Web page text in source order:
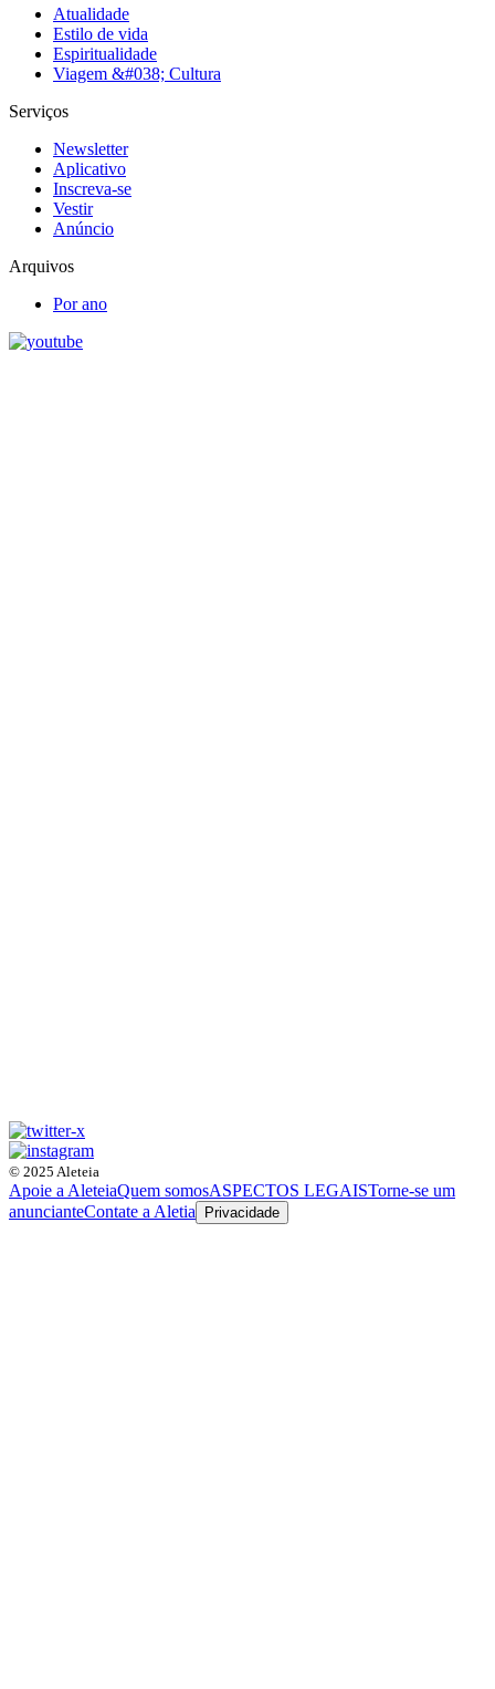
Atualidade
Estilo de vida
Espiritualidade
Viagem &#038; Cultura
Serviços
Newsletter
Aplicativo
Inscreva-se
Vestir
Anúncio
Arquivos
Por ano
© 2025 Aleteia
Apoie a AleteiaQuem somosASPECTOS LEGAISTorne-se um
anuncianteContate a Aletia Privacidade